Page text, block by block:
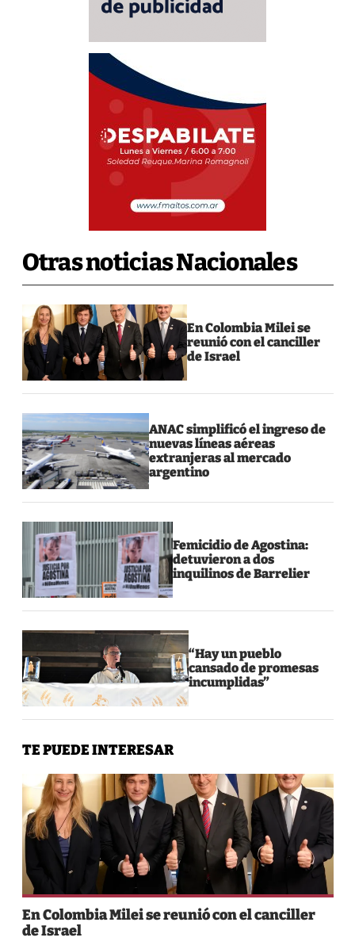
Otras noticias Nacionales
En Colombia Milei se
reunió con el canciller
de Israel
ANAC simplificó el ingreso de
nuevas líneas aéreas
extranjeras al mercado
argentino
Femicidio de Agostina:
detuvieron a dos
inquilinos de Barrelier
“Hay un pueblo
cansado de promesas
incumplidas”
TE PUEDE INTERESAR
En Colombia Milei se reunió con el canciller
de Israel